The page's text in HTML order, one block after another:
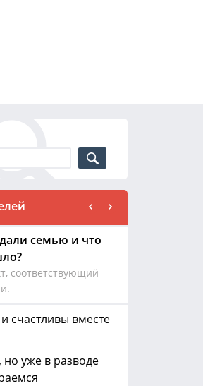
семью и что
соответствующий
счастливы вместе
но уже в разводе